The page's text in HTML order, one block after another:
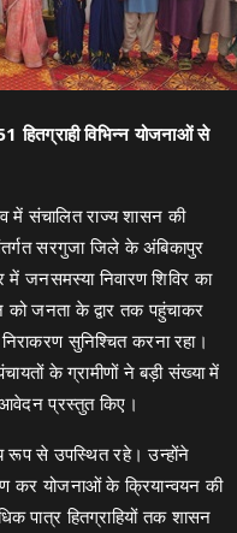
हितग्राही विभिन्न योजनाओं से
में संचालित राज्य शासन की
सरगुजा जिले के अंबिकापुर
जनसमस्या निवारण शिविर का
को जनता के द्वार तक पहुंचाकर
सुनिश्चित करना रहा।
के ग्रामीणों ने बड़ी संख्या में
आवेदन प्रस्तुत किए।
रूप से उपस्थित रहे। उन्होंने
कर योजनाओं के क्रियान्वयन की
पात्र हितग्राहियों तक शासन